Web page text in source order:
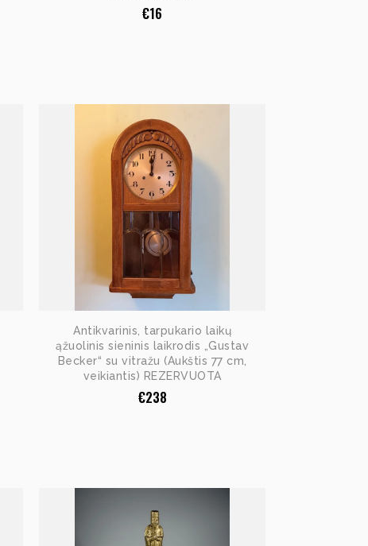
€16
Antikvarinis, tarpukario laikų
ąžuolinis sieninis laikrodis „Gustav
Becker“ su vitražu (Aukštis 77 cm,
veikiantis) REZERVUOTA
€238